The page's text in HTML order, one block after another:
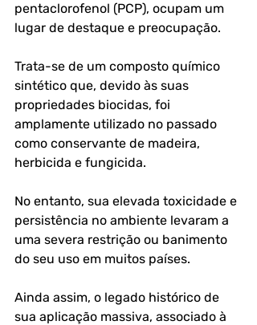
pentaclorofenol (PCP), ocupam um
lugar de destaque e preocupação.
Trata-se de um composto químico
sintético que, devido às suas
propriedades biocidas, foi
amplamente utilizado no passado
como conservante de madeira,
herbicida e fungicida.
No entanto, sua elevada toxicidade e
persistência no ambiente levaram a
uma severa restrição ou banimento
do seu uso em muitos países.
Ainda assim, o legado histórico de
sua aplicação massiva, associado à